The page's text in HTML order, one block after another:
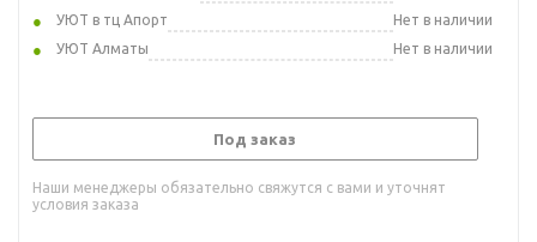
УЮТ в тц Апорт
Нет в наличии
УЮТ Алматы
Нет в наличии
Под заказ
Наши менеджеры обязательно свяжутся с вами и уточнят
условия заказа